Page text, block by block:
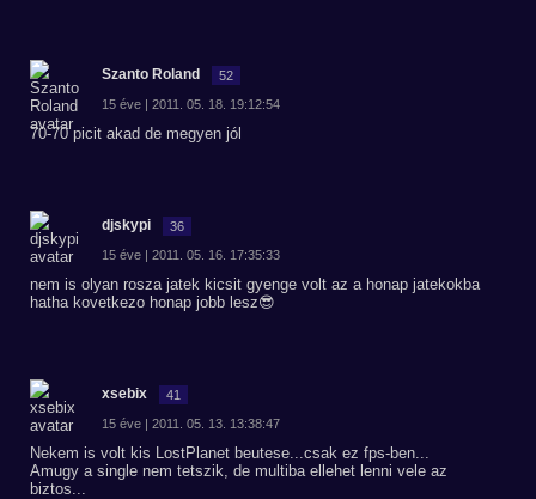
Szanto Roland 52
15 éve | 2011. 05. 18. 19:12:54
70-70 picit akad de megyen jól
djskypi 36
15 éve | 2011. 05. 16. 17:35:33
nem is olyan rosza jatek kicsit gyenge volt az a honap jatekokba
hatha kovetkezo honap jobb lesz😎
xsebix 41
15 éve | 2011. 05. 13. 13:38:47
Nekem is volt kis LostPlanet beutese...csak ez fps-ben...
Amugy a single nem tetszik, de multiba ellehet lenni vele az
biztos...